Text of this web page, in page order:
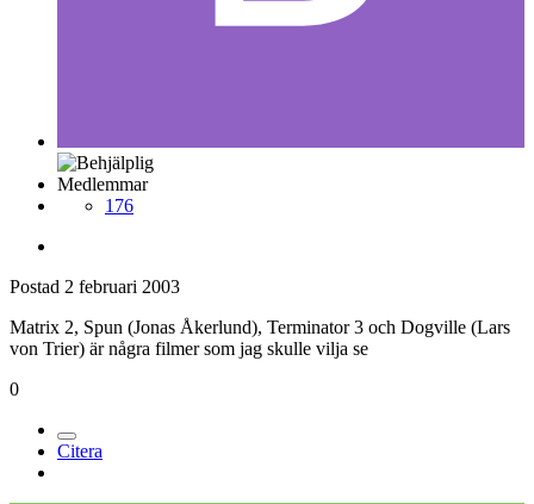
Medlemmar
176
Postad 2 februari 2003
Matrix 2, Spun (Jonas Åkerlund), Terminator 3 och Dogville (Lars
von Trier) är några filmer som jag skulle vilja se
0
Citera